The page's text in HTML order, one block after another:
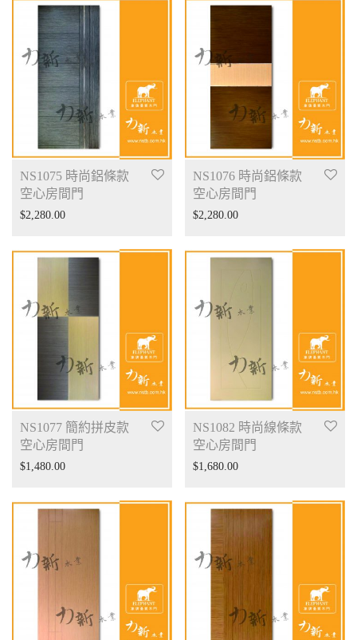
NS1075 時尚鋁條款
空心房間門
$2,280.00
NS1076 時尚鋁條款
空心房間門
$2,280.00
NS1077 簡約拼皮款
空心房間門
$1,480.00
NS1082 時尚線條款
空心房間門
$1,680.00